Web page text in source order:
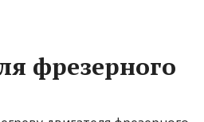
фрезерного